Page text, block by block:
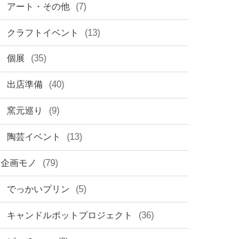
アート・その他 (7)
クラフトイベント (13)
個展 (35)
出店準備 (40)
窯元巡り (9)
陶芸イベント (13)
企画モノ (79)
でっかいプリン (5)
キャンドルポットプロジェクト (36)